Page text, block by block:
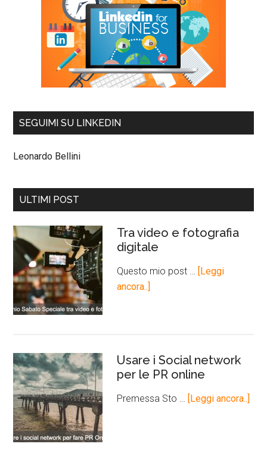
SEGUIMI SU LINKEDIN
Leonardo Bellini
ULTIMI POST
Tra video e fotografia
digitale
Questo mio post … [Leggi
ancora..]
Usare i Social network
per le PR online
Premessa Sto … [Leggi ancora..]